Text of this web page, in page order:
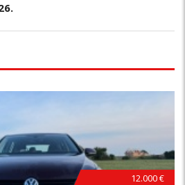
12.000 €